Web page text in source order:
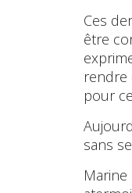
Ces
être
rendre
pour
sans